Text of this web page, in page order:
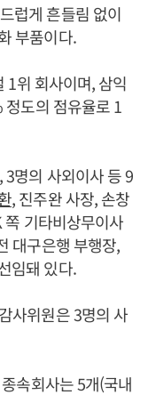
럽게 흔들림 없이
부품이다.
위 회사이며, 삼익
도의 점유율로 1
명의 사외이사 등 9
, 진주완 사장, 손창
기타비상무이사
대구은행 부행장,
임돼 있다.
사위원은 3명의 사
속회사는 5개(국내